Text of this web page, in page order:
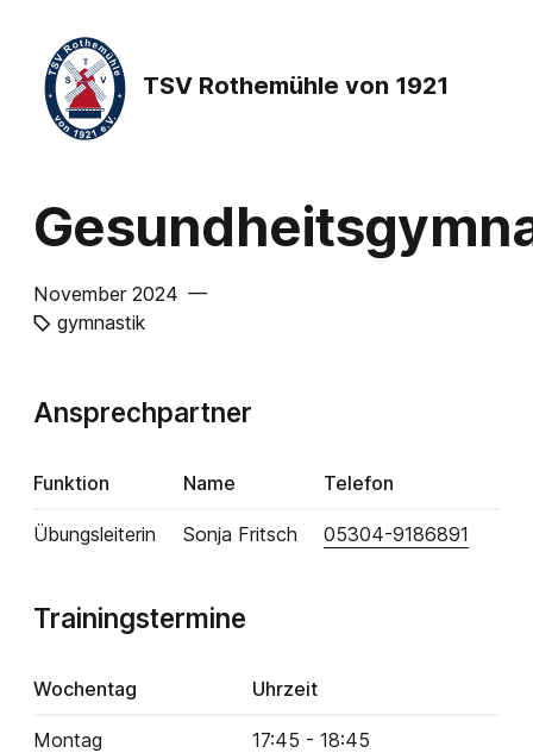
TSV Rothemühle von 1921
November 2024 —
gymnastik
Ansprechpartner
Funktion Name Telefon
Übungsleiterin Sonja Fritsch 05304-9186891
Trainingstermine
Wochentag Uhrzeit
Montag 17:45 - 18:45